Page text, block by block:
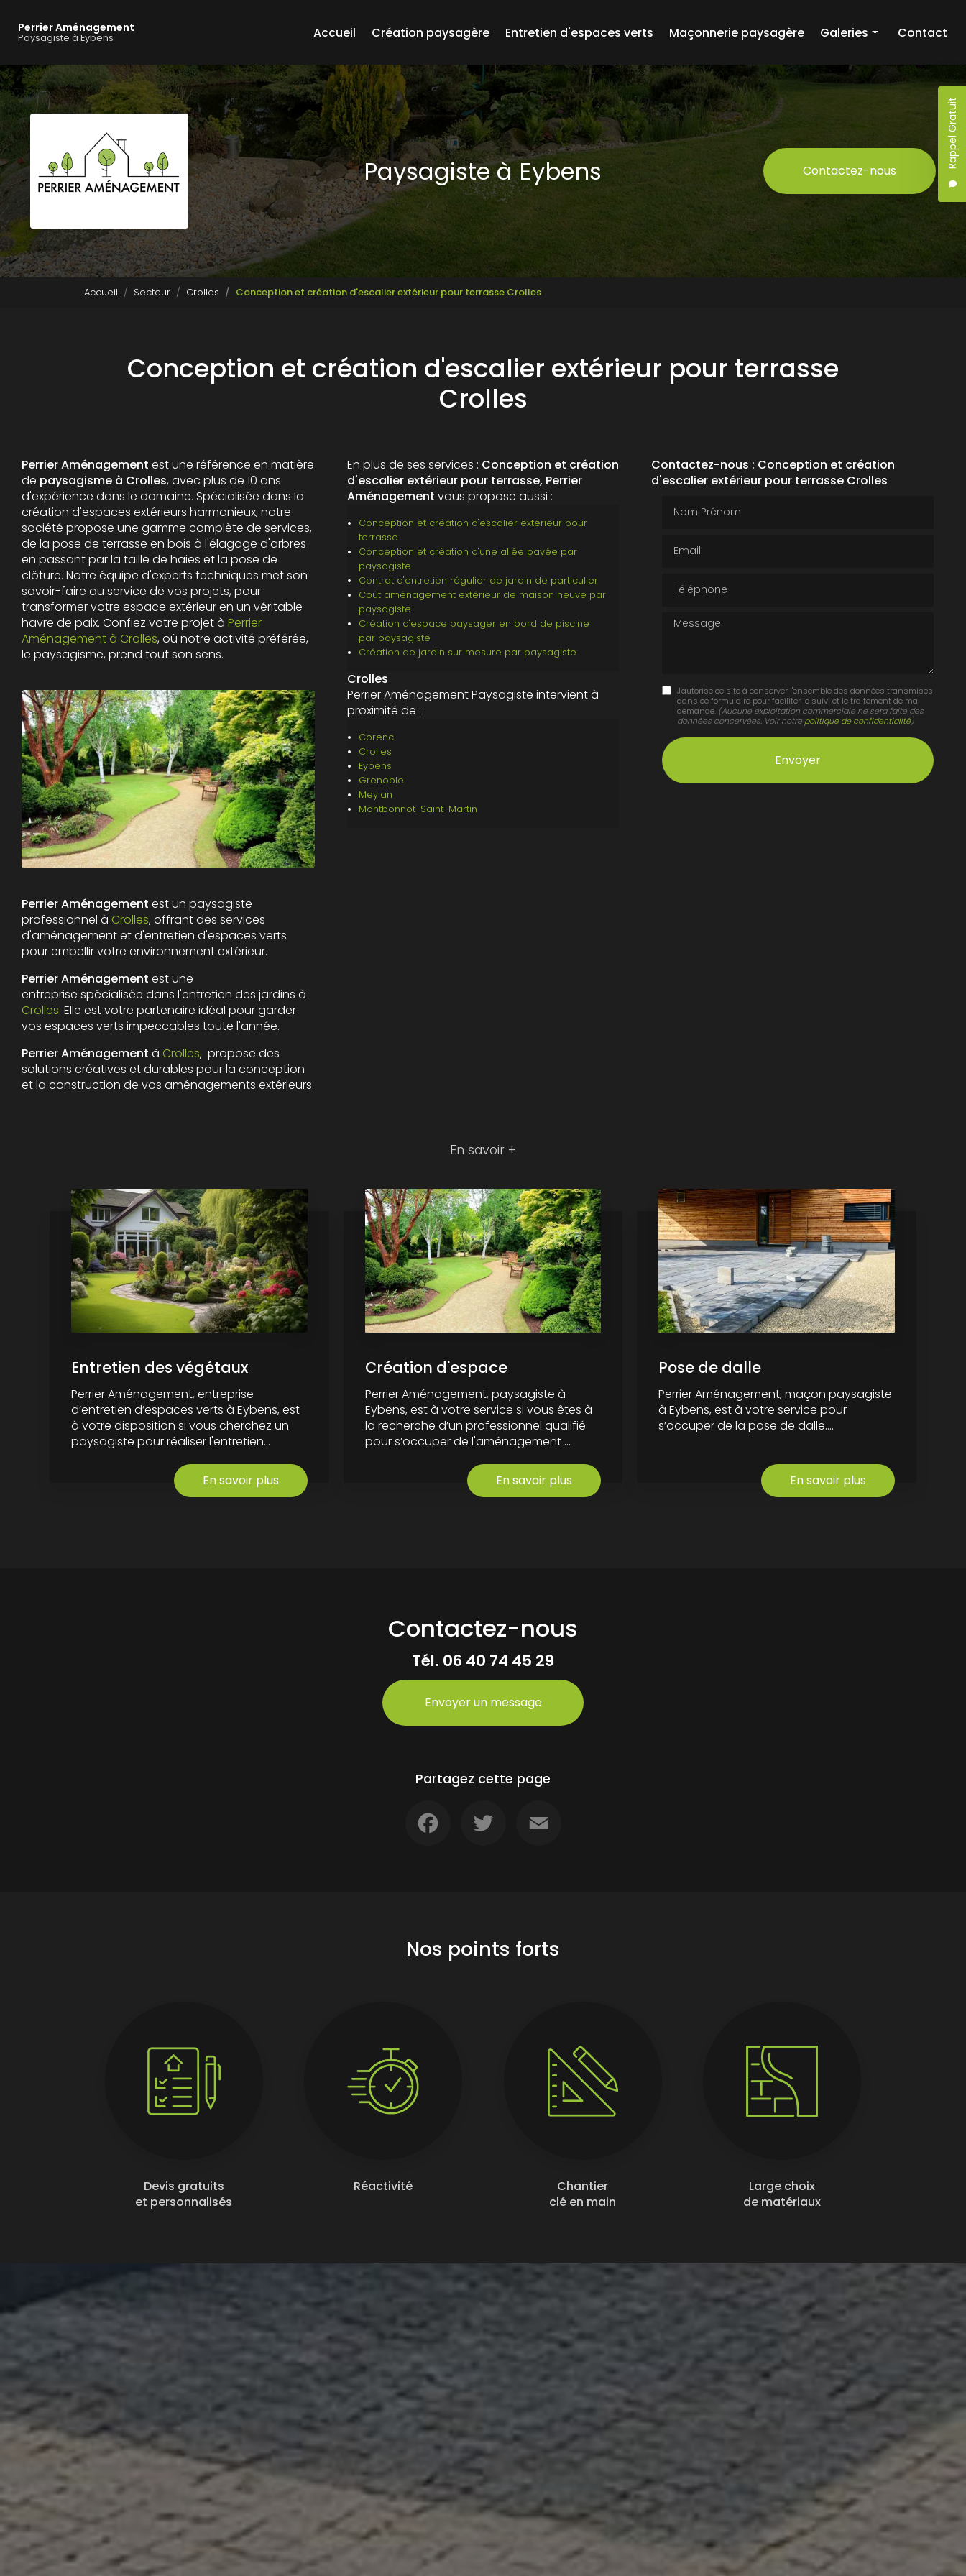
contenu
Perrier Aménagement
Paysagiste à Eybens
Rappel Gratuit
Accueil
Création paysagère Entretien d'espaces verts Maçonnerie paysagère Galeries
Création paysagère
Entretien d'espaces verts
Maçonnerie paysagère
Contact
Paysagiste à Eybens Contactez-nous
Accueil Secteur Crolles Conception et création d'escalier extérieur pour terrasse Crolles
Conception et création d'escalier extérieur pour terrasse
Crolles
Perrier Aménagement est une référence en matière
de paysagisme à Crolles, avec plus de 10 ans
d'expérience dans le domaine. Spécialisée dans la
création d'espaces extérieurs harmonieux, notre
société propose une gamme complète de services,
de la pose de terrasse en bois à l'élagage d'arbres
en passant par la taille de haies et la pose de
clôture. Notre équipe d'experts techniques met son
savoir-faire au service de vos projets, pour
transformer votre espace extérieur en un véritable
havre de paix. Confiez votre projet à Perrier
Aménagement à Crolles, où notre activité préférée,
le paysagisme, prend tout son sens.
Perrier Aménagement est un paysagiste
professionnel à Crolles, offrant des services
d'aménagement et d'entretien d'espaces verts
pour embellir votre environnement extérieur.
Perrier Aménagement est une
entreprise spécialisée dans l'entretien des jardins à
Crolles. Elle est votre partenaire idéal pour garder
vos espaces verts impeccables toute l'année.
Perrier Aménagement à Crolles, propose des
solutions créatives et durables pour la conception
et la construction de vos aménagements extérieurs.
En plus de ses services : Conception et création
d'escalier extérieur pour terrasse, Perrier
Aménagement vous propose aussi :
Conception et création d'escalier extérieur pour
terrasse
Conception et création d'une allée pavée par
paysagiste
Contrat d'entretien régulier de jardin de particulier
Coût aménagement extérieur de maison neuve par
paysagiste
Création d'espace paysager en bord de piscine
par paysagiste
Création de jardin sur mesure par paysagiste
Crolles
Perrier Aménagement Paysagiste intervient à
proximité de :
Corenc
Crolles
Eybens
Grenoble
Meylan
Montbonnot-Saint-Martin
Contactez-nous : Conception et création
d'escalier extérieur pour terrasse Crolles
Message
J'autorise ce site à conserver l'ensemble des données transmises
dans ce formulaire pour faciliter le suivi et le traitement de ma
demande. (Aucune exploitation commerciale ne sera faite des
données concervées. Voir notre politique de confidentialité)
En savoir +
Entretien des végétaux
Perrier Aménagement, entreprise
d’entretien d’espaces verts à Eybens, est
à votre disposition si vous cherchez un
paysagiste pour réaliser l'entretien...
En savoir plus
Création d'espace
Perrier Aménagement, paysagiste à
Eybens, est à votre service si vous êtes à
la recherche d’un professionnel qualifié
pour s’occuper de l'aménagement ...
En savoir plus
Pose de dalle
Perrier Aménagement, maçon paysagiste
à Eybens, est à votre service pour
s’occuper de la pose de dalle....
En savoir plus
Contactez-nous
Tél. 06 40 74 45 29
Envoyer un message
Partagez cette page
Nos points forts
Devis gratuits
et personnalisés
Réactivité
Chantier
clé en main
Large choix
de matériaux